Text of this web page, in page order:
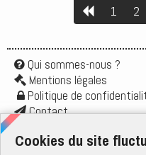
Cookies du site
1 2
Qui sommes-nous ?
Mentions légales
Politique de
Contact
Flux rss